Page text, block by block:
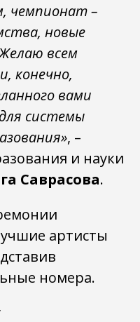
чемпионат –
новые
всем
конечно,
вами
системы
, –
и науки
Саврасова.
артисты
номера.